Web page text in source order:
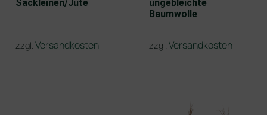
Sackleinen/Jute
zzgl. Versandkosten
ungebleichte
Baumwolle
zzgl. Versandkosten